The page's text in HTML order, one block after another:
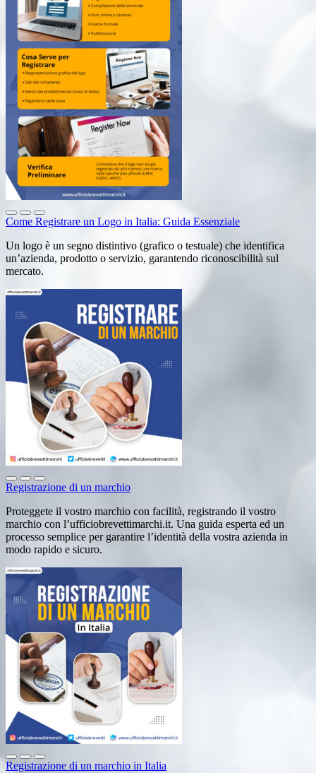
Come Registrare un Logo in Italia: Guida Essenziale
Un logo è un segno distintivo (grafico o testuale) che identifica
un’azienda, prodotto o servizio, garantendo riconoscibilità sul
mercato.
Registrazione di un marchio
Proteggete il vostro marchio con facilità, registrando il vostro
marchio con l’ufficiobrevettimarchi.it. Una guida esperta ed un
processo semplice per garantire l’identità della vostra azienda in
modo rapido e sicuro.
Registrazione di un marchio in Italia